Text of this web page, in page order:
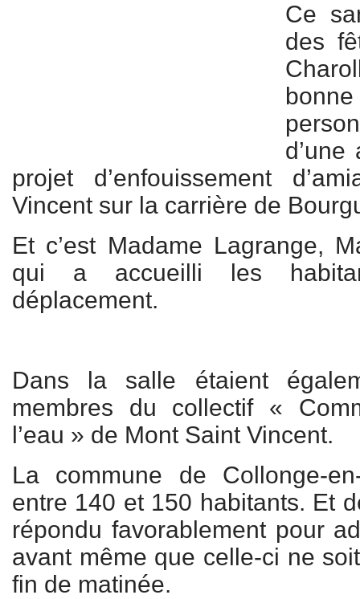
Ce
des
projet d’enfouissement
Vincent sur la carrière de
Et c’est Madame Lagrange,
qui a accueilli les
déplacement.
Dans la salle étaient
membres du collectif «
l’eau » de Mont Saint Vincent.
La commune de Collonge-
entre 140 et 150 habitants. Et
répondu favorablement pour
avant même que celle-ci ne
fin de matinée.